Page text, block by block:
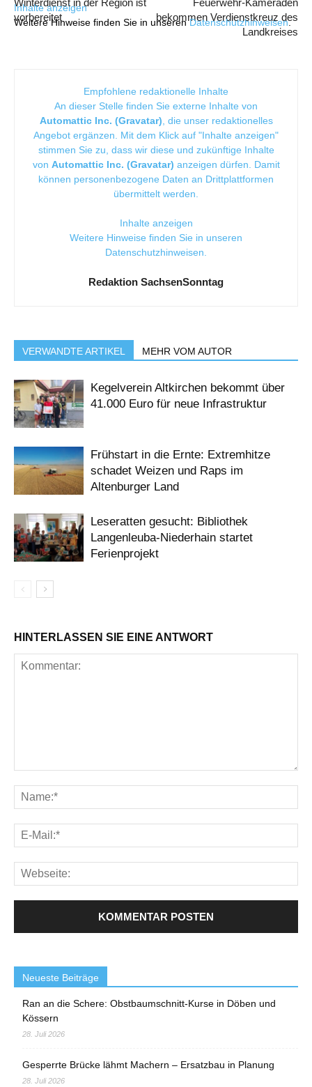
Inhalte anzeigen
Weitere Hinweise finden Sie in unserenDatenschutzhinweisen.
Winterdienst in der Region ist
vorbereitet
Feuerwehr-Kameraden
bekommen Verdienstkreuz des
Landkreises
Empfohlene redaktionelle Inhalte
An dieser Stelle finden Sie externe Inhalte von
Automattic Inc. (Gravatar) , die unser redaktionelles
Angebot ergänzen. Mit dem Klick auf "Inhalte anzeigen"
stimmen Sie zu, dass wir diese und zukünftige Inhalte
von Automattic Inc. (Gravatar) anzeigen dürfen. Damit
können personenbezogene Daten an Drittplattformen
übermittelt werden.
Inhalte anzeigen
Weitere Hinweise finden Sie in unseren
Datenschutzhinweisen
Redaktion SachsenSonntag
VERWANDTE ARTIKEL MEHR VOM AUTOR
Kegelverein Altkirchen bekommt über
41.000 Euro für neue Infrastruktur
Frühstart in die Ernte: Extremhitze
schadet Weizen und Raps im
Altenburger Land
Leseratten gesucht: Bibliothek
Langenleuba-Niederhain startet
Ferienprojekt
HINTERLASSEN SIE EINE ANTWORT
Neueste Beiträge
Ran an die Schere: Obstbaumschnitt-Kurse in Döben und
Kössern
28. Juli 2026
Gesperrte Brücke lähmt Machern – Ersatzbau in Planung
28. Juli 2026